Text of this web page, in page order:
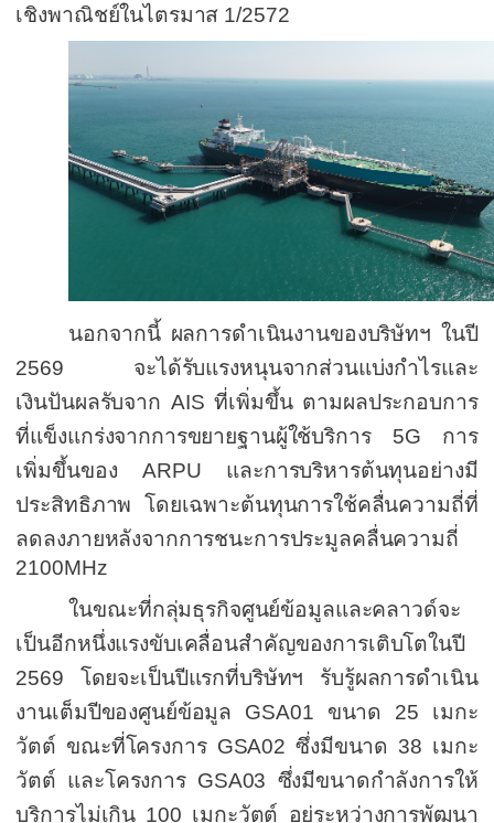
เชิงพาณิชย์ในไตรมาส 1/2572
นอกจากนี้ ผลการดำเนินงานของบริษัทฯ ในปี
2569 จะได้รับแรงหนุนจากส่วนแบ่งกำไรและ
เงินปันผลรับจาก AISที่เพิ่มขึ้น ตามผลประกอบการ
ที่แข็งแกร่งจากการขยายฐานผู้ใช้บริการ 5G การ
เพิ่มขึ้นของARPU และการบริหารต้นทุนอย่างมี
ประสิทธิภาพ โดยเฉพาะต้นทุนการใช้คลื่นความถี่ที่
ลดลงภายหลังจากการชนะการประมูลคลื่นความถี่
2100MHz
ในขณะที่กลุ่มธุรกิจศูนย์ข้อมูลและคลาวด์จะ
เป็นอีกหนึ่งแรงขับเคลื่อนสำคัญของการเติบโตในปี
2569 โดยจะเป็นปีแรกที่บริษัทฯ รับรู้ผลการดำเนิน
งานเต็มปีของศูนย์ข้อมูล GSA01 ขนาด 25 เมกะ
วัตต์ ขณะที่โครงการ GSA02 ซึ่งมีขนาด 38 เมกะ
วัตต์ และโครงการ GSA03 ซึ่งมีขนาดกำลังการให้
บริการไม่เกิน 100 เมกะวัตต์ อยู่ระหว่างการพัฒนา